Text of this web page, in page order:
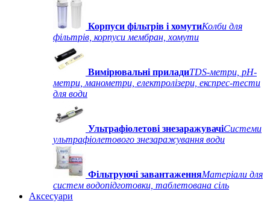
Корпуси фільтрів і хомутиКолби для
фільтрів, корпуси мембран, хомути
Вимірювальні приладиTDS-метри, рН-
метри, манометри, електролізери, експрес-тести
для води
Ультрафіолетові знезаражувачіСистеми
ультрафіолетового знезаражування води
Фільтруючі завантаженняМатеріали для
систем водопідготовки, таблетована сіль
Аксесуари